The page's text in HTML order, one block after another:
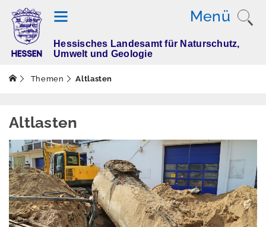
Menü
T
e
n
Altlasten
Aktuelles
Altflächendatei
Hessisches Landesamt für Naturschutz,
Umwelt und Geologie
Themen Altlasten
Altlasten